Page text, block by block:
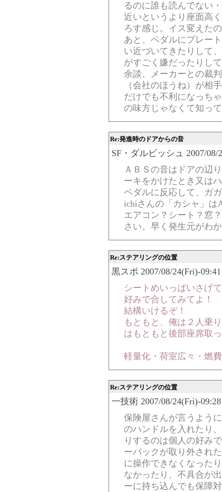
るのに誰も読んでない
近いというより座面高
ろす感じ。イス変えた
あと、ペダルにプレー
い近づいてきたりして
がすごく嫌だったりし
余談、メーカーとの裁
（会社のほうね）が相
だけでも不利になっち
の味方じゃなくて知っ
Re:発進時のドアからの音
SF・ダルビッシュ 2007/08/
ＡＢＳの音はドアの辺
ーキをかけたとき又は
ペダルに反応して、ガ
ichiさんの「カシャ」は
エアコン？シート？窓
さい。早く発生元がわ
Re:ステアリングの位置
黒スポ 2007/08/24(Fri)-
シートめいっぱいさげ
好みで合してみてよ！
結構いけるぞ！
もともと、俺は２人乗
はもともと後部座席取
軽量化・荷室広々・燃
Re:ステアリングの位置
一技術 2007/08/24(Fri)-
保険屋さんが言うよう
のハンドルを入れたり
りするのは個人の好み
ーバックが取り外され
に操作できなくなった
なかったり、不具合が
ーに持ち込んでも保障